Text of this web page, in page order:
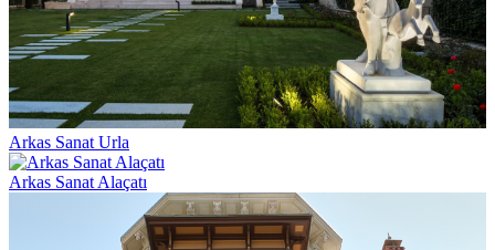
Arkas Sanat Urla
Arkas Sanat Alaçatı